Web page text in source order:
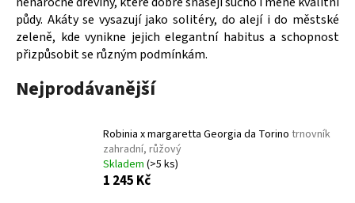
půdy. Akáty se vysazují jako solitéry, do alejí i do městské
zeleně, kde vynikne jejich elegantní habitus a schopnost
přizpůsobit se různým podmínkám.
Nejprodávanější
Robinia x margaretta Georgia da Torino trnovník
zahradní, růžový
Skladem (>5 ks)
1 245 Kč
j
e
t
e